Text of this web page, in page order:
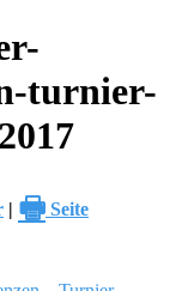
turnier-
| 🖶 Seite